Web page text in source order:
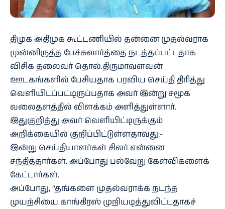
திமுக அதிமுக கூட்டணியில் தன்னை முதல்வராக
முன்னிருத்த பேச்சுவார்த்தை நடத்தப்பட்டதாக
விசிக தலைவர் தொல்.திருமாவளவன்
ஊடகங்களில் பேசியதாக பரவிய செய்தி திரித்து
வெளியிடப்பட்டிருப்பதாக அவர் இன்று சமூக
வலைதளத்தில் விளக்கம் அளித்துள்ளார்.
இதுகுறித்து அவர் வெளியிட்டிருக்கும்
அறிக்கையில் குறிப்பிட்டுள்ளதாவது:-
இன்று செய்தியாளர்கள் சிலர் என்னை
சந்தித்தார்கள். அப்போது பல்வேறு கேள்விகளைக்
கேட்டார்கள்.
அப்போது, “தங்களை முதல்வராக்க நடந்த
முயற்சியை காங்கிரஸ் முறியடித்துவிட்டதாகச்